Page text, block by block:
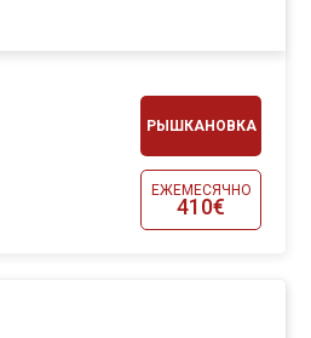
РЫШКАНОВКА
ЕЖЕМЕСЯЧНО
410€